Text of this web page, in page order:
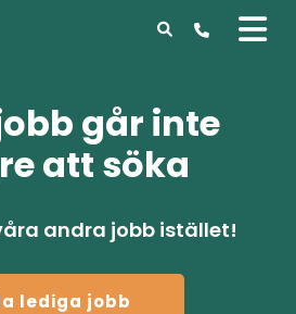
går inte
att söka
andra jobb istället!
lediga jobb